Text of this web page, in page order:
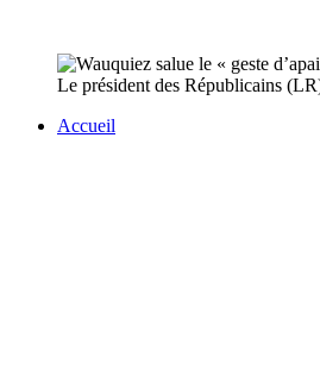
Le président des Républicains
Accueil